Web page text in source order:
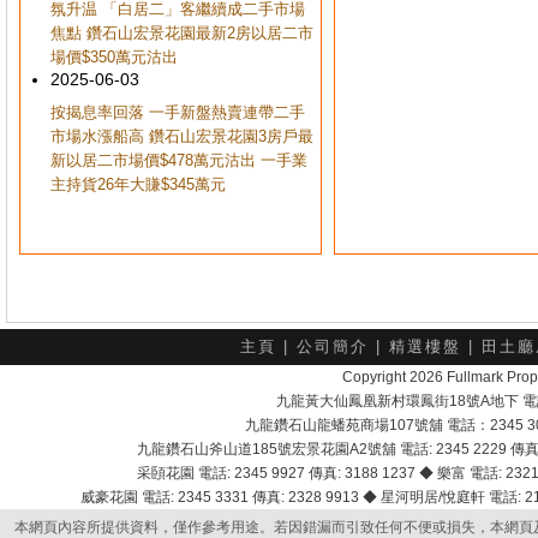
氛升温 「白居二」客繼續成二手市場
焦點 鑽石山宏景花園最新2房以居二市
場價$350萬元沽出
2025-06-03
按揭息率回落 一手新盤熱賣連帶二手
市場水漲船高 鑽石山宏景花園3房戶最
新以居二市場價$478萬元沽出 一手業
主持貨26年大賺$345萬元
主頁 公司簡介 精選樓盤 田土
Copyright 2026 Fullmark
九龍黃大仙鳳凰新村環鳳街18號A地下
九龍鑽石山龍蟠苑商場107號舖 電話：2345
九龍鑽石山斧山道185號宏景花園A2號舖 電話: 2345 2229
采頣花園 電話: 2345 9927 傳真: 3188 1237 ◆ 樂富 電話:
威豪花園 電話: 2345 3331 傳真: 2328 9913 ◆ 星河明居/悅庭軒 電話
本網頁內容所提供資料，僅作參考用途。若因錯漏而引致任何不便或損失，本網